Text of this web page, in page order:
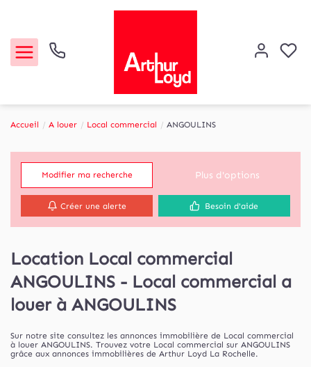
Louer
Etude de marché
Notre Agence
Contact
Accueil A louer Local commercial ANGOULINS
Modifier ma recherche Plus d'options
Créer une alerte Besoin d'aide
Location Local commercial
ANGOULINS - Local commercial a
louer à ANGOULINS
Sur notre site consultez les annonces immobilière de Local commercial
à louer ANGOULINS. Trouvez votre Local commercial sur ANGOULINS
grâce aux annonces immobilières de Arthur Loyd La Rochelle.